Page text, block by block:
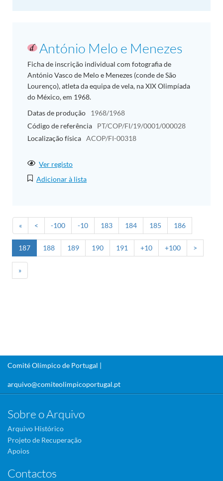
António Melo e Menezes
Ficha de inscrição individual com fotografia de
António Vasco de Melo e Menezes (conde de São
Lourenço), atleta da equipa de vela, na XIX Olimpíada
do México, em 1968.
Datas de produção
1968/1968
Código de referência
PT/COP/FI/19/0001/000028
Localização física ACOP/FI-00318
Ver registo
Adicionar à lista
« < -100 -10 183 184 185 186
187 188 189 190 191 +10 +100 >
»
Comité Olímpico de Portugal |
arquivo@comiteolimpicoportugal.pt
Sobre o Arquivo
Arquivo Histórico
Projeto de Recuperação
Apoios
Contactos